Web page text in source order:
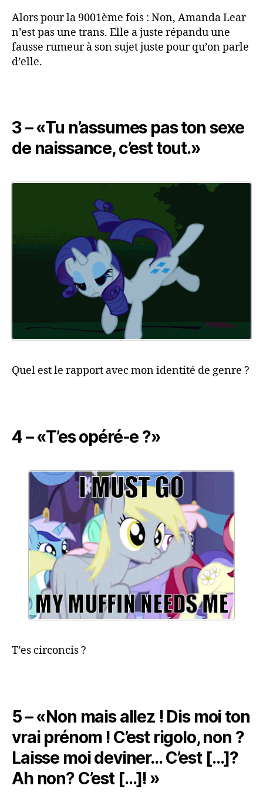
Alors pour la 9001ème fois : Non, Amanda Lear
n’est pas une trans. Elle a juste répandu une
fausse rumeur à son sujet juste pour qu’on parle
d’elle.
3 – «Tu n’assumes pas ton sexe
de naissance, c’est tout.»
Quel est le rapport avec mon identité de genre ?
4 – «T’es opéré-e ?»
T’es circoncis ?
5 – «Non mais allez ! Dis moi ton
vrai prénom ! C’est rigolo, non ?
Laisse moi deviner… C’est […]?
Ah non? C’est […]! »